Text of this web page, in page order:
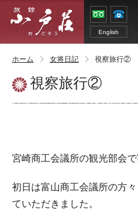
English
ホーム 女将日記 視察旅行②
視察旅行②
宮崎商工会議所の観光部会
初日は富山商工会議所の方
ていただきました。